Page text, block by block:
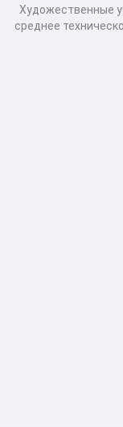
Художественные
среднее